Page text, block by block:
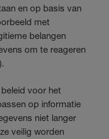
en op basis van
met
belangen
om te reageren
voor het
op informatie
niet langer
veilig worden